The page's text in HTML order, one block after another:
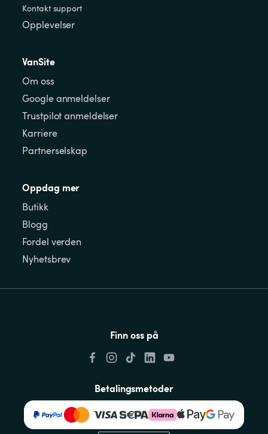
Kontakt support
Opplevelser
VanSite
Om oss
Google anmeldelser
Trustpilot anmeldelser
Karriere
Partnerselskap
Oppdag mer
Butikk
Blogg
Fordel verden
Nyhetsbrev
Finn oss på
Betalingsmetoder